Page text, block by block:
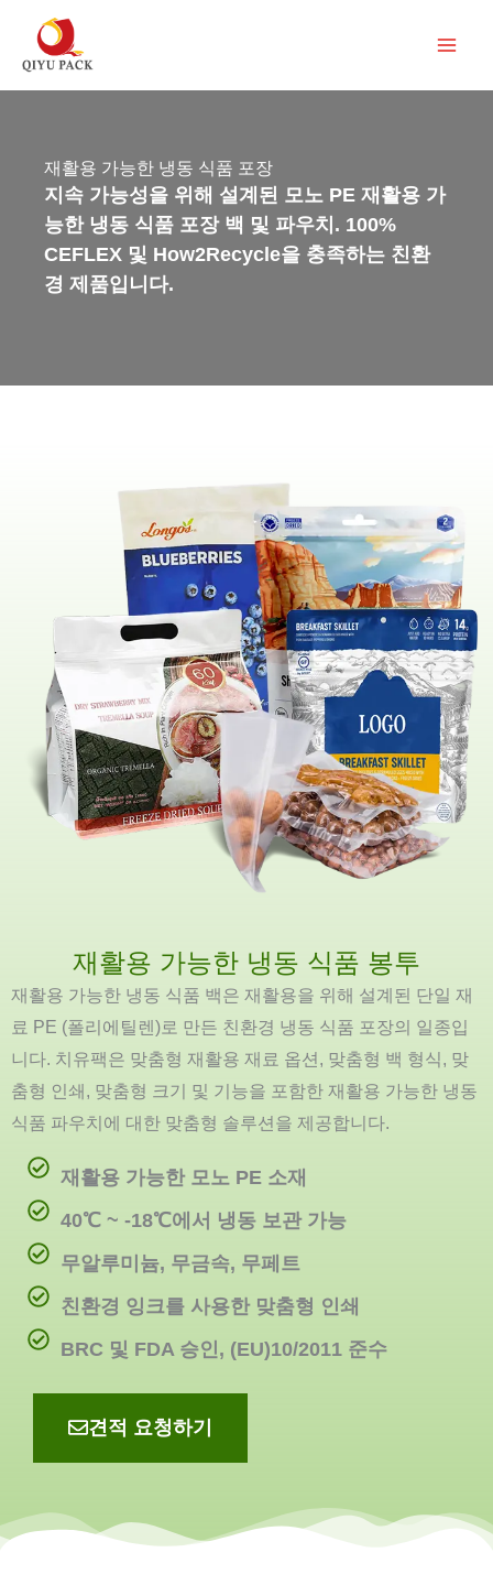
재활용 가능한 냉동 식품 포장
지속 가능성을 위해 설계된 모노 PE 재활용 가
능한 냉동 식품 포장 백 및 파우치. 100%
CEFLEX 및 How2Recycle을 충족하는 친환
경 제품입니다.
재활용 가능한 냉동 식품 봉투
재활용 가능한 냉동 식품 백은 재활용을 위해 설계된 단일 재
료 PE (폴리에틸렌)로 만든 친환경 냉동 식품 포장의 일종입
니다. 치유팩은 맞춤형 재활용 재료 옵션, 맞춤형 백 형식, 맞
춤형 인쇄, 맞춤형 크기 및 기능을 포함한 재활용 가능한 냉동
식품 파우치에 대한 맞춤형 솔루션을 제공합니다.
재활용 가능한 모노 PE 소재
40℃ ~ -18℃에서 냉동 보관 가능
무알루미늄, 무금속, 무페트
친환경 잉크를 사용한 맞춤형 인쇄
BRC 및 FDA 승인, (EU)10/2011 준수
견적 요청하기